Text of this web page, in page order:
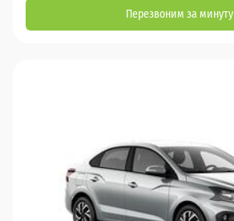
Перезвоним за минуту